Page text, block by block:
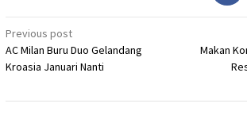
Post
navigation
Previous post
AC Milan Buru Duo Gelandang
Kroasia Januari Nanti
Makan